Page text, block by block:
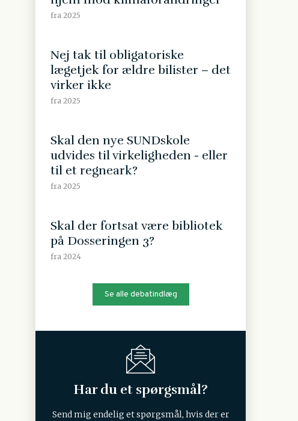
fra 2025
Nej tak til obligatoriske
lægetjek for ældre bilister – det
virker ikke
fra 2025
Skal den nye SUNDskole
udvides til virkeligheden - eller
til et regneark?
fra 2025
Skal der fortsat være bibliotek
på Dosseringen 3?
fra 2024
Se alle debatindlæg
Har du et spørgsmål?
Send mig endelig et spørgsmål, hvis der er